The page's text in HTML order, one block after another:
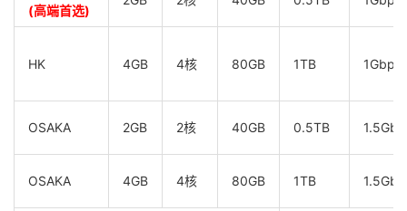
(高端首选)
HK 4GB 4核 80GB 1TB 1Gbps
OSAKA 2GB 2核 40GB 0.5TB
OSAKA 4GB 4核 80GB 1TB